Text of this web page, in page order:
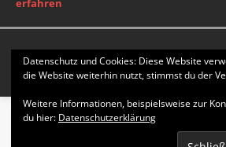
erfahren
Copyright © 2026 | WordPress Theme von
Theme, Design & CSS by Stella |
Datenschutz und Cookies: Diese Website
die Website weiterhin nutzt, stimmst du der
Weitere Informationen, beispielsweise zur
du hier: Datenschutzerklärung